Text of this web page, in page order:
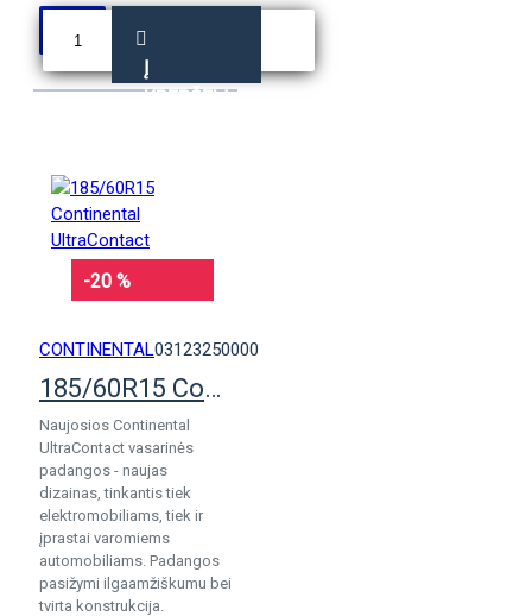
Į
KREPŠELĮ
-20 %
CONTINENTAL03123250000
185/60R15 Continental UltraContact
Naujosios Continental
UltraContact vasarinės
padangos - naujas
dizainas, tinkantis tiek
elektromobiliams, tiek ir
įprastai varomiems
automobiliams. Padangos
pasižymi ilgaamžiškumu bei
tvirta konstrukcija.